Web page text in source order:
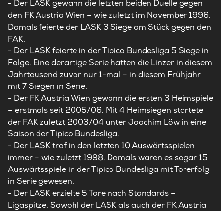
- Der LASK gewann die letzten beiden Duelle gegen
den FK Austria Wien – wie zuletzt im November 1996.
Damals feierte der LASK 3 Siege am Stück gegen den
FAK.
- Der LASK feierte in der Tipico Bundesliga 5 Siege in
Folge. Eine derartige Serie hatten die Linzer in diesem
Jahrtausend zuvor nur 1-mal – in diesem Frühjahr
mit 7 Siegen in Serie.
- Der FK Austria Wien gewann die ersten 3 Heimspiele
– erstmals seit 2005/06. Mit 4 Heimsiegen startete
der FAK zuletzt 2003/04 unter Joachim Löw in eine
Saison der Tipico Bundesliga.
- Der LASK traf in den letzten 10 Auswärtsspielen
immer – wie zuletzt 1998. Damals waren es sogar 15
Auswärtsspiele in der Tipico Bundesliga mit Torerfolg
in Serie gewesen.
- Der LASK erzielte 5 Tore nach Standards –
Ligaspitze. Sowohl der LASK als auch der FK Austria